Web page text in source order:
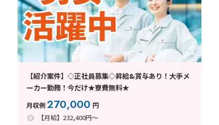
【紹介案件】◇正社員募集◇昇給&賞与あり！大手メ
ーカー勤務！今だけ★寮費無料★
月収例270,000 円
【月給】232,400円～